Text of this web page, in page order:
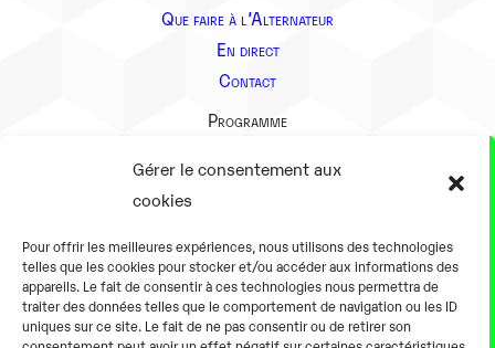
Gérer le consentement aux
cookies
Pour offrir les meilleures expériences, nous utilisons des technologies
telles que les cookies pour stocker et/ou accéder aux informations des
appareils. Le fait de consentir à ces technologies nous permettra de
traiter des données telles que le comportement de navigation ou les ID
uniques sur ce site. Le fait de ne pas consentir ou de retirer son
Que faire à l’Alternateur
En direct
Contact
Programme
Présentation
En pratique
Tarifs et horaires
Salles